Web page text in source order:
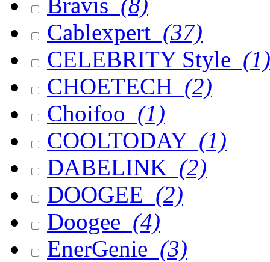
Cablexpert (37)
CELEBRITY Style (1)
CHOETECH (2)
Choifoo (1)
COOLTODAY (1)
DABELINK (2)
DOOGEE (2)
Doogee (4)
EnerGenie (3)